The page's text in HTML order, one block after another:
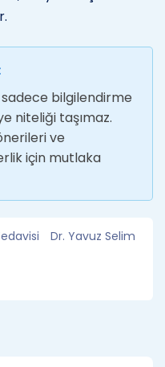
bilgilendirme
niteliği taşımaz.
ve
için mutlaka
Dr. Yavuz Selim